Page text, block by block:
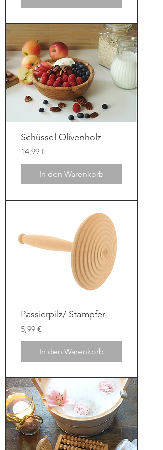
Schüssel Olivenholz
Preis
14,99 €
In den Warenkorb
Passierpilz/ Stampfer
Preis
5,99 €
In den Warenkorb